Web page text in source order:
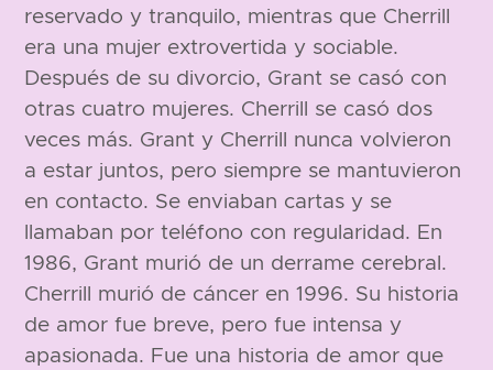
reservado y tranquilo, mientras que Cherrill
era una mujer extrovertida y sociable.
Después de su divorcio, Grant se casó con
otras cuatro mujeres. Cherrill se casó dos
veces más. Grant y Cherrill nunca volvieron
a estar juntos, pero siempre se mantuvieron
en contacto. Se enviaban cartas y se
llamaban por teléfono con regularidad. En
1986, Grant murió de un derrame cerebral.
Cherrill murió de cáncer en 1996. Su historia
de amor fue breve, pero fue intensa y
apasionada. Fue una historia de amor que